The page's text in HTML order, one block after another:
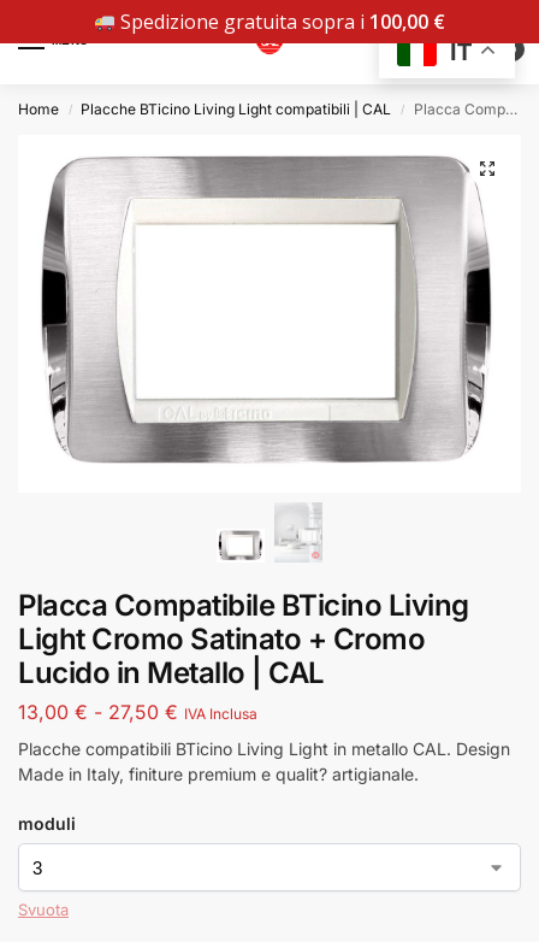
0
Home / Placche BTicino Living Light compatibili | CAL / Placca Compatibile BTicino Living Light Cromo Satinato + Cromo Lucido in Metallo | CAL
Placca Compatibile BTicino Living
Light Cromo Satinato + Cromo
Lucido in Metallo | CAL
13,00 € - 27,50 € IVA Inclusa
Placche compatibili BTicino Living Light in metallo CAL. Design
Made in Italy, finiture premium e qualit? artigianale.
moduli
Svuota
IT
Spedizione gratuita sopra i 100,00 €